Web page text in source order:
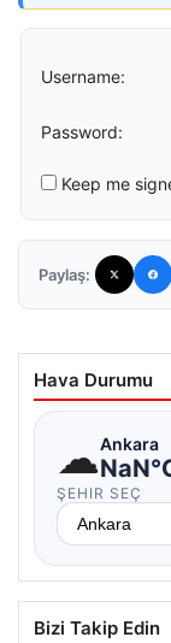
Username:
Password:
Keep me
Paylaş:
Hava Durumu
☁Ankara
ŞEHIR SEÇ
Bizi Takip Edin